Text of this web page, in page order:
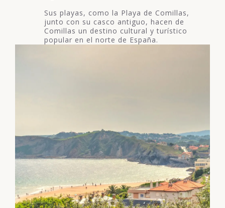
Sus playas, como la Playa de Comillas,
junto con su casco antiguo, hacen de
Comillas un destino cultural y turístico
popular en el norte de España.